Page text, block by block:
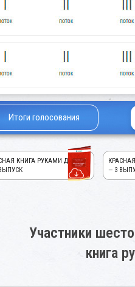
Итоги голосования
КНИГА РУКАМИ ДЕТЕЙ!
— 3
Участники
книга